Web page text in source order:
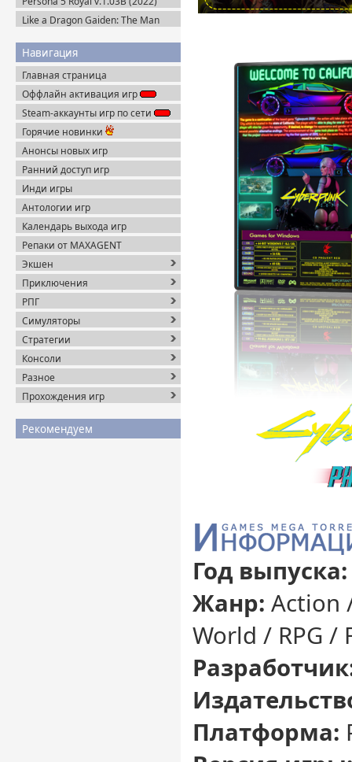
Пиратка
Пиратка
Like a Dragon Gaiden: The Man
Steam-Rip
Навигация
Главная страница
Оффлайн активация игр
Steam-аккаунты игр по сети
Горячие новинки
Анонсы новых игр
Ранний доступ игр
Инди игры
Антологии игр
Календарь выхода игр
Репаки от MAXAGENT
Экшен
Приключения
РПГ
Симуляторы
Стратегии
Консоли
Разное
Прохождения игр
Рекомендуем
Год выпуска:
Жанр: Action
World / RPG /
Платформа: